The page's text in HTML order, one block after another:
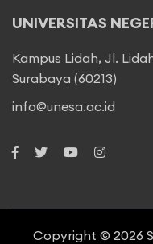
UNIVERSITAS
Kampus Lidah, Jl.
Surabaya (60213)
info@unesa.ac.id
Copyright © 2026